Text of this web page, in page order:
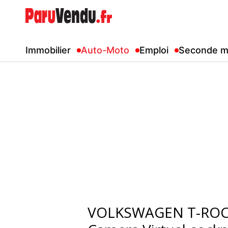
Immobilier Auto-Moto Emploi Seconde
VOLKSWAGEN T-